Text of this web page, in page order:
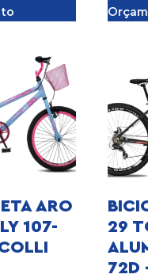
ARO
107-
29
72D